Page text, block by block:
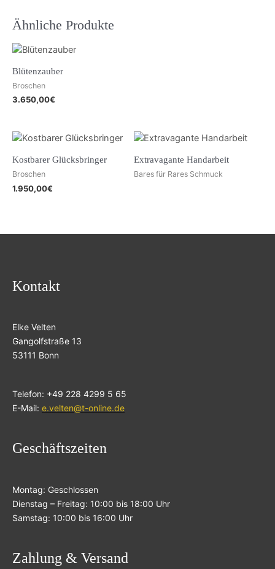
Menge
Ähnliche Produkte
Blütenzauber
Broschen
3.650,00€
Kostbarer Glücksbringer
Broschen
1.950,00€
Extravagante Handarbeit
Bares für Rares Schmuck
Kontakt
Elke Velten
Gangolfstraße 13
53111 Bonn
Telefon: +49 228 4299 5 65
E-Mail: e.velten@t-online.de
Geschäftszeiten
Montag: Geschlossen
Dienstag – Freitag: 10:00 bis 18:00 Uhr
Samstag: 10:00 bis 16:00 Uhr
Zahlung & Versand